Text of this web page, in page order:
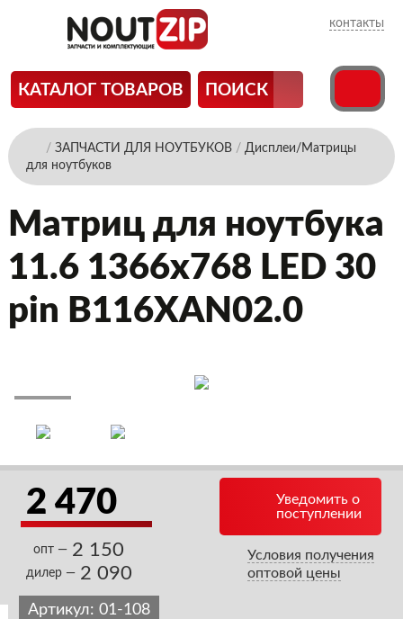
контакты
КАТАЛОГ ТОВАРОВ ПОИСК
/ ЗАПЧАСТИ ДЛЯ НОУТБУКОВ/ Дисплеи/Матрицы
для ноутбуков
Матриц для ноутбука
11.6 1366x768 LED 30
pin B116XAN02.0
2 470
опт — 2 150
дилер — 2 090
Уведомить о
поступлении
Условия получения
оптовой цены
Артикул: 01-108